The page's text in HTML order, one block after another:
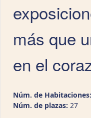
más que
en el
Núm. de Habitaciones:
Núm. de plazas: 27